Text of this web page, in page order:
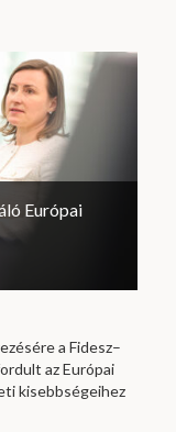
Európai
a Fidesz–
az Európai
kisebbségeihez